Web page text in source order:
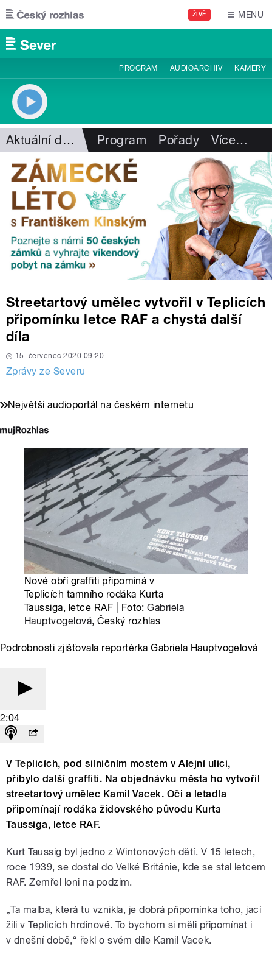
Přejít k hlavnímu obsahu
ŽIVĚ MENU
PROGRAM AUDIOARCHIV KAMERY
Aktuální dění Program Pořady Více…
Streetartový umělec vytvořil v Teplicích
připomínku letce RAF a chystá další
díla
15. červenec 2020 09:20
Zprávy ze Severu
Největší audioportál na českém internetu
Nové obří graffiti připomíná v
Teplicích tamního rodáka Kurta
Taussiga, letce RAF | Foto:Gabriela
Hauptvogelová, Český rozhlas
Podrobnosti zjišťovala reportérka Gabriela Hauptvogelová
2:04
V Teplicích, pod silničním mostem v Alejní ulici,
přibylo další graffiti. Na objednávku města ho vytvořil
streetartový umělec Kamil Vacek. Oči a letadla
připomínají rodáka židovského původu Kurta
Taussiga, letce RAF.
Kurt Taussig byl jedno z Wintonových dětí. V 15 letech,
roce 1939, se dostal do Velké Británie, kde se stal letcem
RAF. Zemřel loni na podzim.
„Ta malba, která tu vznikla, je dobrá připomínka toho, jací
žili v Teplicích hrdinové. To bychom si měli připomínat i
v dnešní době,“ řekl o svém díle Kamil Vacek.